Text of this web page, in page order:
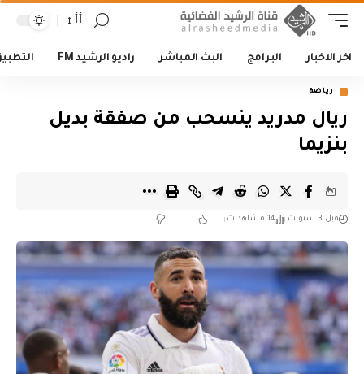
أأ
اخر الاخبار البرامج البث المباشر راديو الرشيد FM
رياضة
ريال مدريد ينسحب من صفقة بديل
بنزيما
قبل 3 سنوات 14 مشاهدات